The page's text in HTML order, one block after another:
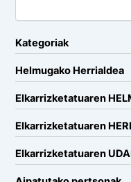
Kategoriak
Helmugako Herrialdea
Elkarrizketatuaren
Elkarrizketatuaren
Elkarrizketatuaren